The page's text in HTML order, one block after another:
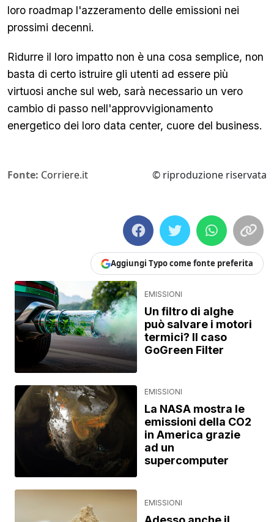
loro roadmap l'azzeramento delle emissioni nei
prossimi decenni.
Ridurre il loro impatto non è una cosa semplice, non
basta di certo istruire gli utenti ad essere più
virtuosi anche sul web, sarà necessario un vero
cambio di passo nell'approvvigionamento
energetico dei loro data center, cuore del business.
Fonte: Corriere.it © riproduzione riservata
Aggiungi Typo come fonte preferita
EMISSIONI
Un filtro di alghe
può salvare i motori
termici? Il caso
GoGreen Filter
EMISSIONI
La NASA mostra le
emissioni della CO2
in America grazie
ad un
supercomputer
EMISSIONI